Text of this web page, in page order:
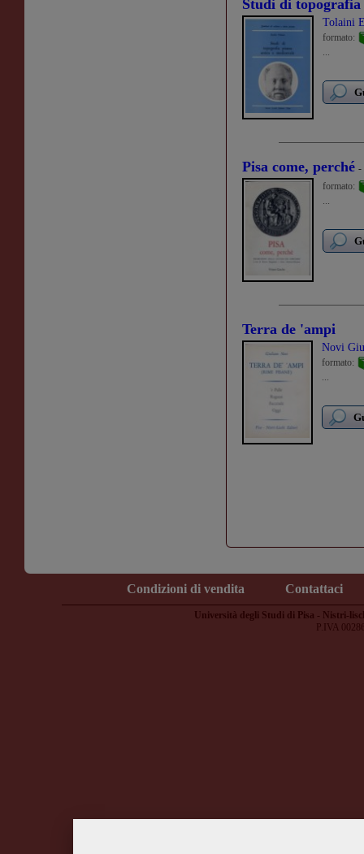
Studi di topografia
Tolaini
formato:
...
Pisa come, perché -
formato:
...
Terra de 'ampi
Novi
formato:
...
Condizioni di vendita Contattaci
Università degli Studi di Pisa - Nistri-
P.IVA